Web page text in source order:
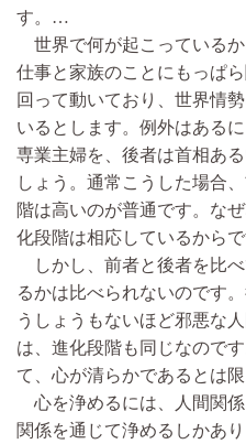
す。…
世界で何が起こっている
仕事と家族のことにもっぱ
回って動いており、世界情
いるとします。例外はある
専業主婦を、後者は首相あ
しょう。通常こうした場合
階は高いのが普通です。な
化段階は相応しているからで
しかし、前者と後者を比
るかは比べられないのです
うしょうもないほど邪悪な
は、進化段階も同じなので
て、心が清らかであるとは限
心を浄めるには、人間関
関係を通じて浄めるしかあ